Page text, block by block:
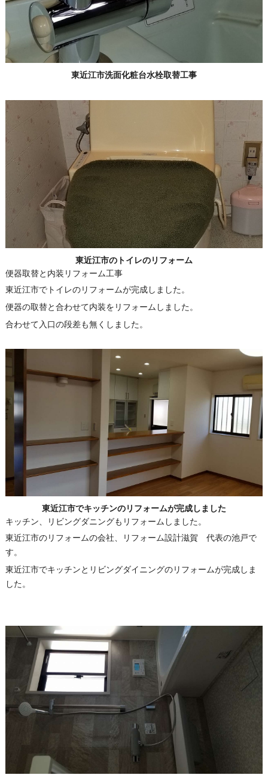
東近江市洗面化粧台水栓取替工事
東近江市のトイレのリフォーム
便器取替と内装リフォーム工事
東近江市でトイレのリフォームが完成しました。
便器の取替と合わせて内装をリフォームしました。
合わせて入口の段差も無くしました。
東近江市でキッチンのリフォームが完成しました
キッチン、リビングダニングもリフォームしました。
東近江市のリフォームの会社、リフォーム設計滋賀 代表の池戸で
す。
東近江市でキッチンとリビングダイニングのリフォームが完成しま
した。